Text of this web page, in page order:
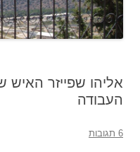
אליהו שפייזר
העבודה
6 תגובות